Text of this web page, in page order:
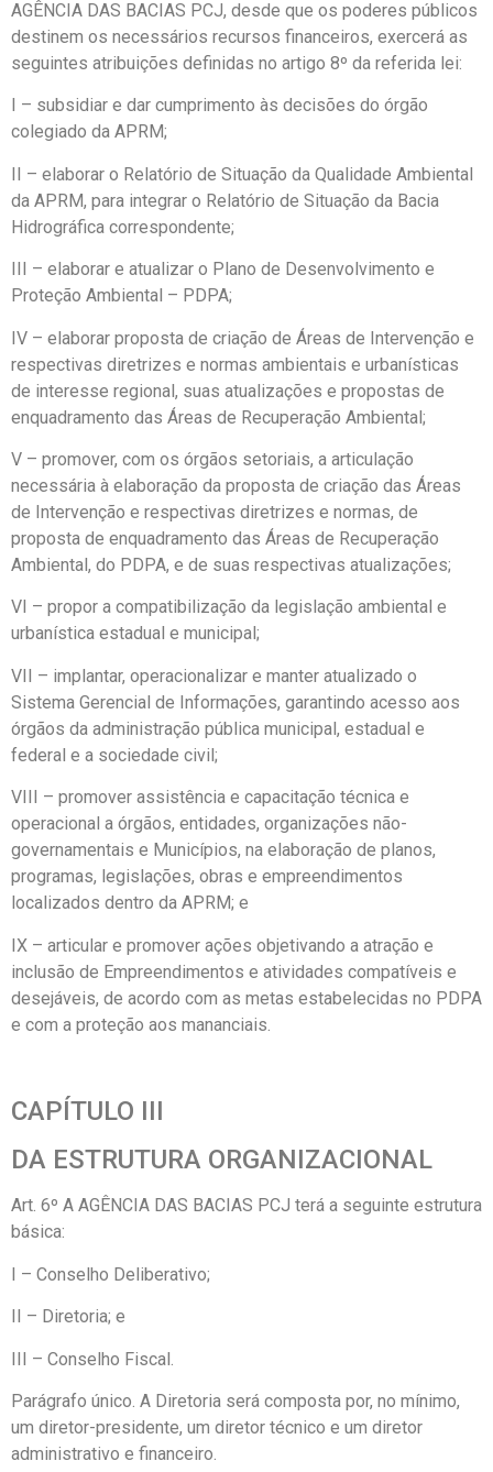
AGÊNCIA DAS BACIAS PCJ, desde que os poderes públicos
destinem os necessários recursos financeiros, exercerá as
seguintes atribuições definidas no artigo 8º da referida lei:
I – subsidiar e dar cumprimento às decisões do órgão
colegiado da APRM;
II – elaborar o Relatório de Situação da Qualidade Ambiental
da APRM, para integrar o Relatório de Situação da Bacia
Hidrográfica correspondente;
III – elaborar e atualizar o Plano de Desenvolvimento e
Proteção Ambiental – PDPA;
IV – elaborar proposta de criação de Áreas de Intervenção e
respectivas diretrizes e normas ambientais e urbanísticas
de interesse regional, suas atualizações e propostas de
enquadramento das Áreas de Recuperação Ambiental;
V – promover, com os órgãos setoriais, a articulação
necessária à elaboração da proposta de criação das Áreas
de Intervenção e respectivas diretrizes e normas, de
proposta de enquadramento das Áreas de Recuperação
Ambiental, do PDPA, e de suas respectivas atualizações;
VI – propor a compatibilização da legislação ambiental e
urbanística estadual e municipal;
VII – implantar, operacionalizar e manter atualizado o
Sistema Gerencial de Informações, garantindo acesso aos
órgãos da administração pública municipal, estadual e
federal e a sociedade civil;
VIII – promover assistência e capacitação técnica e
operacional a órgãos, entidades, organizações não-
governamentais e Municípios, na elaboração de planos,
programas, legislações, obras e empreendimentos
localizados dentro da APRM; e
IX – articular e promover ações objetivando a atração e
inclusão de Empreendimentos e atividades compatíveis e
desejáveis, de acordo com as metas estabelecidas no PDPA
e com a proteção aos mananciais.
CAPÍTULO III
DA ESTRUTURA ORGANIZACIONAL
Art. 6º A AGÊNCIA DAS BACIAS PCJ terá a seguinte estrutura
básica:
I – Conselho Deliberativo;
II – Diretoria; e
III – Conselho Fiscal.
Parágrafo único. A Diretoria será composta por, no mínimo,
um diretor-presidente, um diretor técnico e um diretor
administrativo e financeiro.